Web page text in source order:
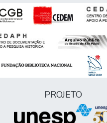
PROJETO